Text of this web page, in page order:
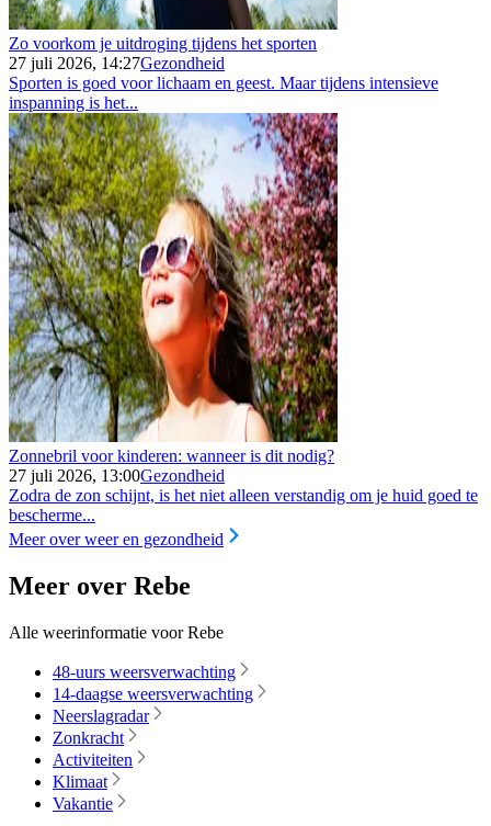
Zo voorkom je uitdroging tijdens het sporten
27 juli 2026, 14:27Gezondheid
Sporten is goed voor lichaam en geest. Maar tijdens intensieve
inspanning is het...
Zonnebril voor kinderen: wanneer is dit nodig?
27 juli 2026, 13:00Gezondheid
Zodra de zon schijnt, is het niet alleen verstandig om je huid goed te
bescherme...
Meer over weer en gezondheid
Meer over Rebe
Alle weerinformatie voor Rebe
48-uurs weersverwachting
14-daagse weersverwachting
Neerslagradar
Zonkracht
Activiteiten
Klimaat
Vakantie